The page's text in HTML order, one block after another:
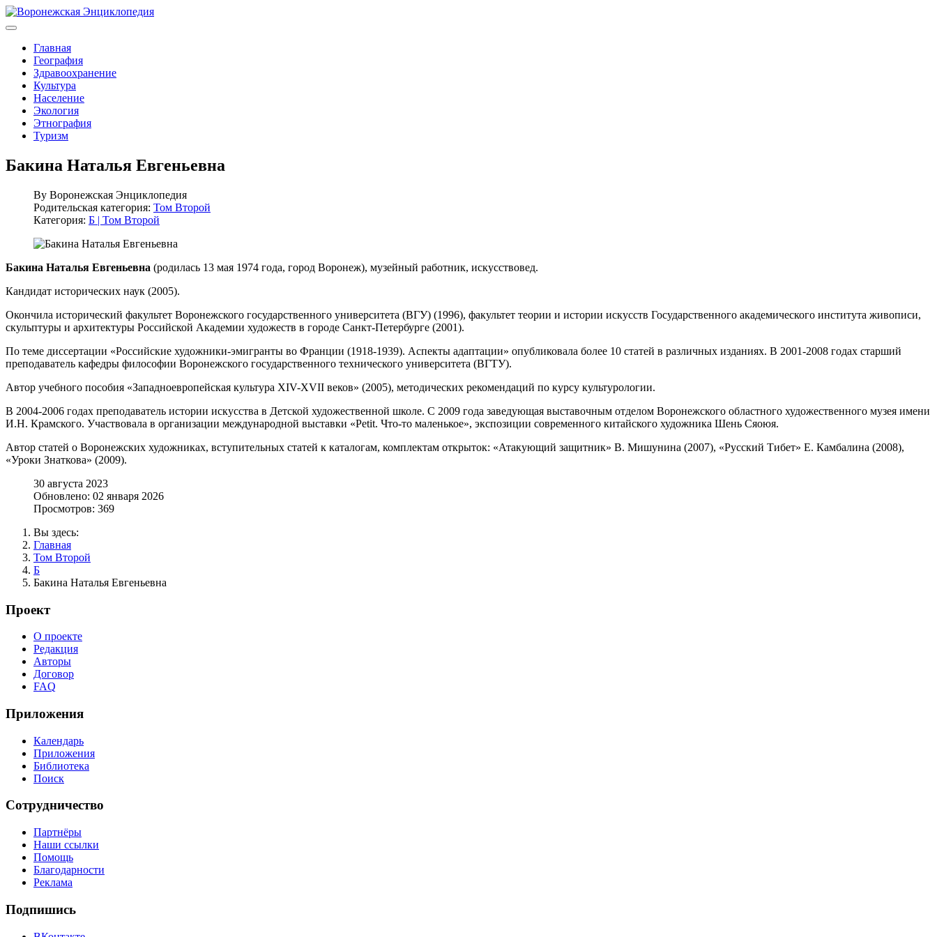
Главная
География
Здравоохранение
Культура
Население
Экология
Этнография
Туризм
Бакина Наталья Евгеньевна
By Воронежская Энциклопедия
Родительская категория: Том Второй
Категория: Б | Том Второй
Бакина Наталья Евгеньевна (родилась 13 мая 1974 года, город Воронеж), музейный работник, искусствовед.
Кандидат исторических наук (2005).
Окончила исторический факультет Воронежского государственного университета (ВГУ) (1996), факультет теории и истории искусств Государственного академического института живописи,
скульптуры и архитектуры Российской Академии художеств в городе Санкт-Петербурге (2001).
По теме диссертации «Российские художники-эмигранты во Франции (1918-1939). Аспекты адаптации» опубликовала более 10 статей в различных изданиях. В 2001-2008 годах старший
преподаватель кафедры философии Воронежского государственного технического университета (ВГТУ).
Автор учебного пособия «Западноевропейская культура XIV-XVII веков» (2005), методических рекомендаций по курсу культурологии.
В 2004-2006 годах преподаватель истории искусства в Детской художественной школе. С 2009 года заведующая выставочным отделом Воронежского областного художественного музея имени
И.Н. Крамского. Участвовала в организации международной выставки «Petit. Что-то маленькое», экспозиции современного китайского художника Шень Сяоюя.
Автор статей о Воронежских художниках, вступительных статей к каталогам, комплектам открыток: «Атакующий защитник» В. Мишунина (2007), «Русский Тибет» Е. Камбалина (2008),
«Уроки Знаткова» (2009).
30 августа 2023
Обновлено: 02 января 2026
Просмотров: 369
Вы здесь:
Главная
Том Второй
Б
Бакина Наталья Евгеньевна
Проект
О проекте
Редакция
Авторы
Договор
FAQ
Приложения
Календарь
Приложения
Библиотека
Поиск
Сотрудничество
Партнёры
Наши ссылки
Помощь
Благодарности
Реклама
Подпишись